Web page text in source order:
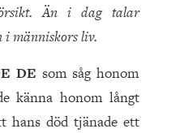
Än i dag talar
i människors liv.
DE som såg honom
känna honom långt
hans död tjänade ett